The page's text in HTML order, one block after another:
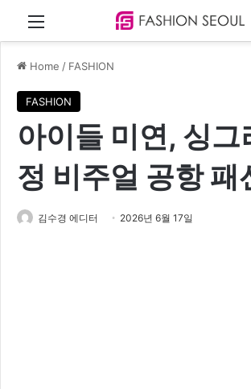
Menu
Home / FASHION
FASHION
아이들 미연, 싱그
정 비주얼 공항 패
김수경 에디터 2026년 6월 17일